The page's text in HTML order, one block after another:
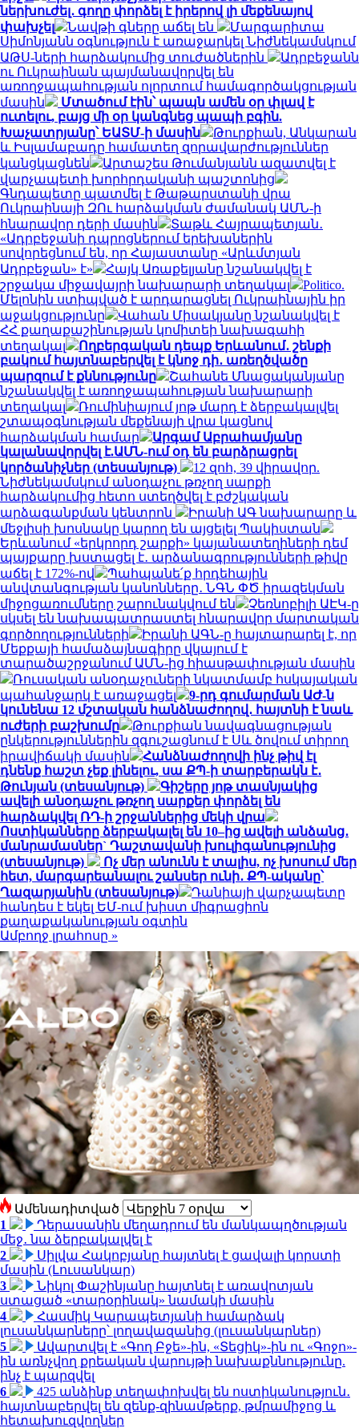
ներխուժել․ գողը փորձել է իրերով լի մեքենայով
փախչել
Նավթի գները աճել են
Մարգարիտա
Սիմոնյանն օգնություն է առաջարկել Նիժնեկամսկում
ԱԹՍ-ների հարձակումից տուժածներին
Ադրբեջանն
ու Ուկրաինան պայմանավորվել են
առողջապահության ոլորտում համագործակցության
մասին
Մտածում էին՝ պապն ամեն օր փլավ է
ուտելու, բայց մի օր կանգնեց պապի բգին.
Խաչատրյանը՝ ԵԱՏՄ-ի մասին
Թուրքիան, Անկարան
և Իսլամաբադը համատեղ զորավարժություններ
կանցկացնեն
Արտաշես Թումանյանն ազատվել է
վարչապետի խորհրդականի պաշտոնից
Գնդապետը պատմել է Թաթարստանի վրա
Ուկրաինայի ԶՈւ հարձակման ժամանակ ԱՄՆ-ի
հնարավոր դերի մասին
Տաթև Հայրապետյան․
«Ադրբեջանի դպրոցներում երեխաներին
սովորեցնում են, որ Հայաստանը «Արևմտյան
Ադրբեջան» է»
Հայկ Առաքելյանը նշանակվել է
շրջակա միջավայրի նախարարի տեղակալ
Politico.
Մելոնին ստիպված է արդարացնել Ուկրաինային իր
աջակցությունը
Վահան Միսակյանը նշանակվել է
ՀՀ քաղաքաշինության կոմիտեի նախագահի
տեղակալ
Ողբերգական դեպք Երևանում․ շենքի
բակում հայտնաբերվել է կնոջ դի․ առեղծվածը
պարզում է քննությունը
Շահանե Մնացականյանը
նշանակվել է առողջապահության նախարարի
տեղակալ
Ռումինիայում յոթ մարդ է ձերբակալվել
շտապօգնության մեքենայի վրա կացնով
հարձակման համար
Արգամ Աբրահամյանը
կալանավորվել է.ԱՄՆ-ում օդ են բարձրացրել
կործանիչներ (տեսանյութ)
12 զոհ, 39 վիրավոր.
Նիժնեկամսկում անօդաչու թռչող սարքի
հարձակումից հետո ստեղծվել է բժշկական
արձագանքման կենտրոն
Իրանի ԱԳ նախարարը և
մեջլիսի խոսնակը կարող են այցելել Պակիստան
Երևանում «երկրորդ շարքի» կայանատեղիների դեմ
պայքարը խստացել է․ արձանագրությունների թիվը
աճել է 172%-ով
Պահպանե՛ք հրդեհային
անվտանգության կանոնները․ ՆԳՆ ՓԾ իրազեկման
միջոցառումները շարունակվում են
Չեռնոբիլի ԱԷԿ-ը
սկսել են նախապատրաստել հնարավոր մարտական
գործողությունների
Իրանի ԱԳՆ-ը հայտարարել է, որ
Մեքքայի համաձայնագիրը վկայում է
տարածաշրջանում ԱՄՆ-ից հիասթափության մասին
Ռուսական անօդաչուների նկատմամբ հսկայական
պահանջարկ է առաջացել
9-րդ գումարման ԱԺ-ն
կունենա 12 մշտական հանձնաժողով․ հայտնի է նաև
ուժերի բաշխումը
Թուրքիան նավագնացության
ընկերություններին զգուշացնում է Սև ծովում տիրող
իրավիճակի մասին
Հանձնաժողովի ինչ թիվ էլ
դնենք հաշտ չեք լինելու, սա ՔՊ-ի տարբերակն է․
Թունյան (տեսանյութ)
Գիշերը յոթ տասնյակից
ավելի անօդաչու թռչող սարքեր փորձել են
հարձակվել ՌԴ-ի շրջաններից մեկի վրա
Ոստիկանները ձերբակալել են 10–ից ավելի անձանց․
մանրամասներ` Դաշտավանի խուլիգանությունից
(տեսանյութ)
Ոչ մեր անունն է տալիս, ոչ խոսում մեր
հետ, մարգարեանալու շանսեր ունի․ ՔՊ-ականը՝
Ղազարյանին (տեսանյութ)
Դանիայի վարչապետը
հանդես է եկել ԵՄ-ում խիստ միգրացիոն
քաղաքականության օգտին
Ամբողջ լրահոսը »
Ամենադիտված
1
Դերասանին մեղադրում են մանկապղծության
մեջ․ նա ձերբակալվել է
2
Սիլվա Հակոբյանը հայտնել է ցավալի կորստի
մասին (Լուսանկար)
3
Նիկոլ Փաշինյանը հայտնել է առավոտյան
ստացած «տարօրինակ» նամակի մասին
4
Հասմիկ Կարապետյանի համարձակ
լուսանկարները՝ լողավազանից (լուսանկարներ)
5
Ավարտվել է «Գող Բջե»-ին, «Տեցիկ»-ին ու «Գոջո»-
ին առնչվող քրեական վարույթի նախաքննությունը.
ինչ է պարզվել
6
425 անձինք տեղափոխվել են ոստիկանություն․
հայտնաբերվել են զենք-զինամթերք, թմրամիջոց և
հետախուզվողներ